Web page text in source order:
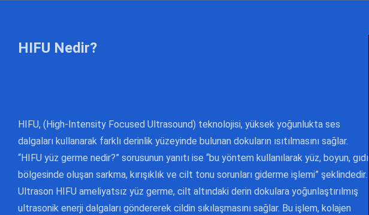
HIFU Nedir?
HIFU, (High-Intensity Focused Ultrasound) teknolojisi, yüksek yoğunlukta ses
dalgaları kullanarak farklı derinlik yüzeyinde bulunan dokuların ısıtılmasını sağlar.
“HIFU yüz germe nedir?” sorusunun yanıtı ise “bu yöntem kullanılarak yüz, boyun, gıdı
bölgesinde oluşan sarkma, kırışıklık ve cilt tonu sorunları giderme işlemi” şeklindedir.
Ultrason HIFU ameliyatsız yüz germe, cilt altındaki derin dokulara yoğunlaştırılmış
ultrasonik enerji dalgaları göndererek cildin sıkılaşmasını sağlar. Bu işlem, kolajen